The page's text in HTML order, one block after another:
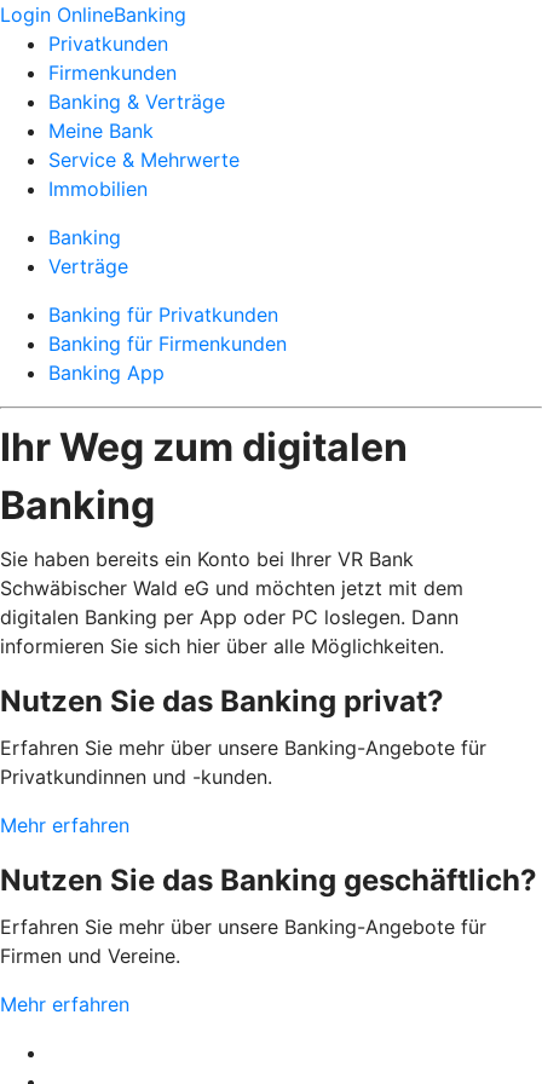
Login OnlineBanking
Privatkunden
Firmenkunden
Banking & Verträge
Meine Bank
Service & Mehrwerte
Immobilien
Banking
Verträge
Banking für Privatkunden
Banking für Firmenkunden
Banking App
Ihr Weg zum digitalen
Banking
Sie haben bereits ein Konto bei Ihrer VR Bank
Schwäbischer Wald eG und möchten jetzt mit dem
digitalen Banking per App oder PC loslegen. Dann
informieren Sie sich hier über alle Möglichkeiten.
Nutzen Sie das Banking privat?
Erfahren Sie mehr über unsere Banking-Angebote für
Privatkundinnen und -kunden.
Mehr erfahren
Nutzen Sie das Banking geschäftlich?
Erfahren Sie mehr über unsere Banking-Angebote für
Firmen und Vereine.
Mehr erfahren